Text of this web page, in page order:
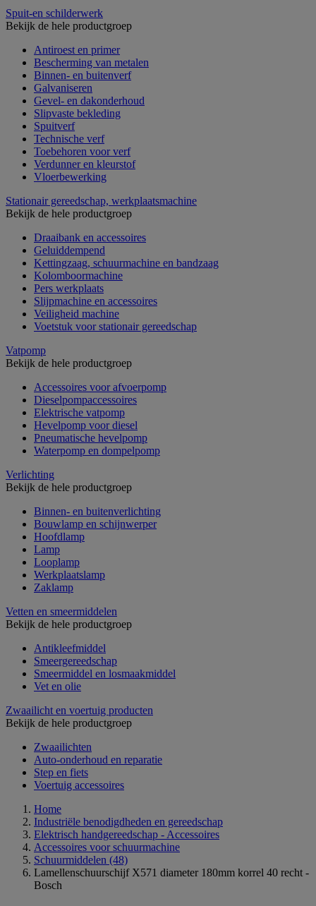
Spuit-en schilderwerk
Bekijk de hele productgroep
Antiroest en primer
Bescherming van metalen
Binnen- en buitenverf
Galvaniseren
Gevel- en dakonderhoud
Slipvaste bekleding
Spuitverf
Technische verf
Toebehoren voor verf
Verdunner en kleurstof
Vloerbewerking
Stationair gereedschap, werkplaatsmachine
Bekijk de hele productgroep
Draaibank en accessoires
Geluiddempend
Kettingzaag, schuurmachine en bandzaag
Kolomboormachine
Pers werkplaats
Slijpmachine en accessoires
Veiligheid machine
Voetstuk voor stationair gereedschap
Vatpomp
Bekijk de hele productgroep
Accessoires voor afvoerpomp
Dieselpompaccessoires
Elektrische vatpomp
Hevelpomp voor diesel
Pneumatische hevelpomp
Waterpomp en dompelpomp
Verlichting
Bekijk de hele productgroep
Binnen- en buitenverlichting
Bouwlamp en schijnwerper
Hoofdlamp
Lamp
Looplamp
Werkplaatslamp
Zaklamp
Vetten en smeermiddelen
Bekijk de hele productgroep
Antikleefmiddel
Smeergereedschap
Smeermiddel en losmaakmiddel
Vet en olie
Zwaailicht en voertuig producten
Bekijk de hele productgroep
Zwaailichten
Auto-onderhoud en reparatie
Step en fiets
Voertuig accessoires
Home
Industriële benodigdheden en gereedschap
Elektrisch handgereedschap - Accessoires
Accessoires voor schuurmachine
Schuurmiddelen (48)
Lamellenschuurschijf X571 diameter 180mm korrel 40 recht -
Bosch